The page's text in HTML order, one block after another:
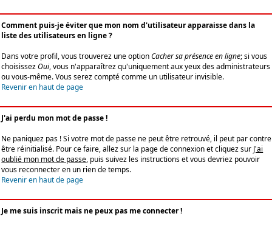
Comment puis-je éviter que mon nom d'utilisateur apparaisse dans la
liste des utilisateurs en ligne ?
Dans votre profil, vous trouverez une optionCacher sa présence en ligne; si vous
choisissezOui, vous n'apparaîtrez qu'uniquement aux yeux des administrateurs
ou vous-même. Vous serez compté comme un utilisateur invisible.
Revenir en haut de page
J'ai perdu mon mot de passe !
Ne paniquez pas ! Si votre mot de passe ne peut être retrouvé, il peut par contre
être réinitialisé. Pour ce faire, allez sur la page de connexion et cliquez sur J'ai
oublié mon mot de passe, puis suivez les instructions et vous devriez pouvoir
vous reconnecter en un rien de temps.
Revenir en haut de page
Je me suis inscrit mais ne peux pas me connecter !